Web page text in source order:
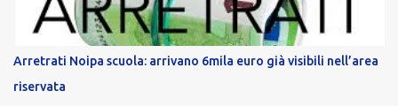
è un unicum in Italia: si tratta di una misura esclusiva della
Provincia autonoma di Bolzano, che integra in maniera stabile lo
stipendio nazionale grazie alle prerogative garantite
dall’autonomia locale. Non è un bonus temporaneo né un
compenso accessorio, ma una voce strutturale di retribuzione,
Arretrati Noipa scuola: arrivano 6mila euro già visibili nell’area
riservata